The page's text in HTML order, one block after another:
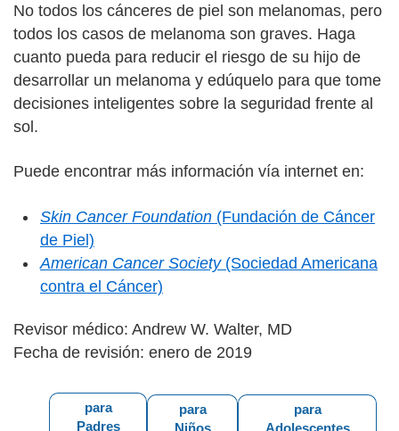
No todos los cánceres de piel son melanomas, pero
todos los casos de melanoma son graves. Haga
cuanto pueda para reducir el riesgo de su hijo de
desarrollar un melanoma y edúquelo para que tome
decisiones inteligentes sobre la seguridad frente al
sol.
Puede encontrar más información vía internet en:
Skin Cancer Foundation (Fundación de Cáncer
de Piel)
American Cancer Society(Sociedad Americana
contra el Cáncer)
Revisor médico: Andrew W. Walter, MD
Fecha de revisión: enero de 2019
para
Adolescentes
para
Niños
para
Padres